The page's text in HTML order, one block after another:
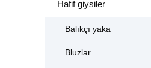
Hafif giysiler
Balıkçı yaka
Bluzlar